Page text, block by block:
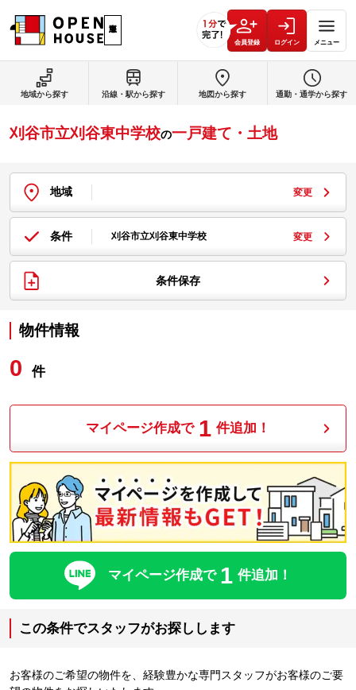
会員登録 ログイン メニュー
刈谷市立刈谷東中学校の一戸建て・土地
地域 変更
条件 刈谷市立刈谷東中学校 変更
条件保存
物件情報
0 件
マイページ作成で 1 件追加！
マイページ作成で 1 件追加！
この条件でスタッフがお探しします
お客様のご希望の物件を、経験豊かな専門スタッフがお客様のご要
地域から探す 沿線・駅から探す 地図から探す 通勤・通学から探す